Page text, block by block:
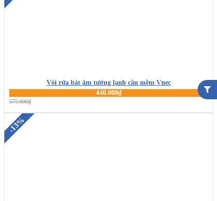
Vòi rửa bát âm tường lạnh cần mềm Vnec
440.000₫
575.000₫
-13%